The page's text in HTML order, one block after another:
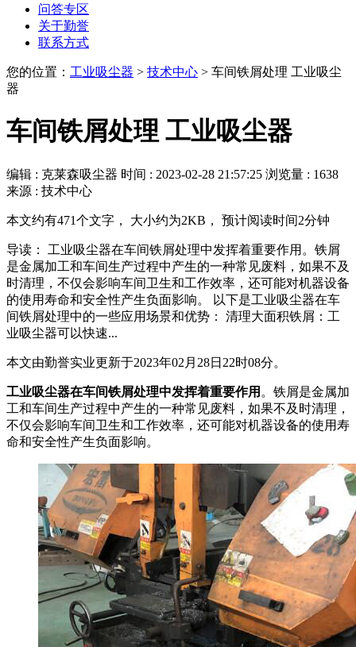
问答专区
关于勤誉
联系方式
您的位置： 工业吸尘器 > 技术中心 > 车间铁屑处理 工业吸尘
器
车间铁屑处理 工业吸尘器
编辑 : 克莱森吸尘器 时间 : 2023-02-28 21:57:25 浏览量 : 1638
来源 : 技术中心
本文约有471个文字， 大小约为2KB， 预计阅读时间2分钟
导读： 工业吸尘器在车间铁屑处理中发挥着重要作用。铁屑
是金属加工和车间生产过程中产生的一种常见废料，如果不及
时清理，不仅会影响车间卫生和工作效率，还可能对机器设备
的使用寿命和安全性产生负面影响。 以下是工业吸尘器在车
间铁屑处理中的一些应用场景和优势： 清理大面积铁屑：工
业吸尘器可以快速...
本文由勤誉实业更新于2023年02月28日22时08分。
工业吸尘器在车间铁屑处理中发挥着重要作用 。铁屑是金属加
工和车间生产过程中产生的一种常见废料，如果不及时清理，
不仅会影响车间卫生和工作效率，还可能对机器设备的使用寿
命和安全性产生负面影响。